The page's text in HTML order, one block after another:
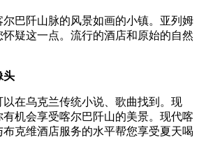
巴阡山脉的风景如画的小镇。亚列姆
疑这一点。流行的酒店和原始的自然
头
在乌克兰传统小说、歌曲找到。现
机会享受喀尔巴阡山的美景。现代喀
克维酒店服务的水平帮您享受夏天喝